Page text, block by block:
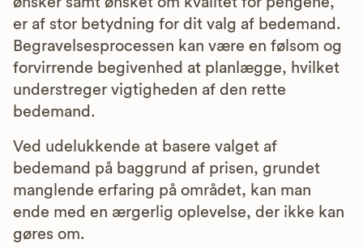
er af stor betydning for dit valg af bedemand.
Begravelsesprocessen kan være en følsom og
forvirrende begivenhed at planlægge, hvilket
understreger vigtigheden af den rette
bedemand.
Ved udelukkende at basere valget af
bedemand på baggrund af prisen, grundet
manglende erfaring på området, kan man
ende med en ærgerlig oplevelse, der ikke kan
gøres om.